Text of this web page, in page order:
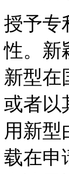
授予专
性。新
新型在
或者以
用新型
载在申